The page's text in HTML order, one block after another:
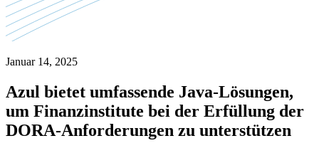
Januar 14, 2025
Azul bietet umfassende Java-Lösungen,
um Finanzinstitute bei der Erfüllung der
DORA-Anforderungen zu unterstützen